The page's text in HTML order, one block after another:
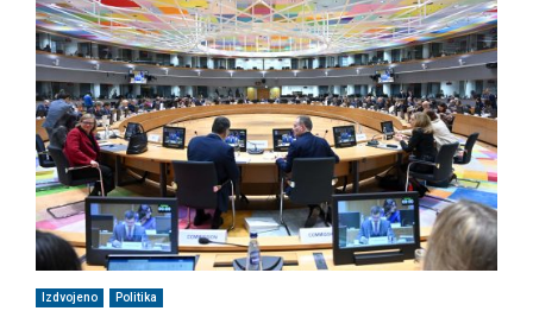
Izdvojeno Politika